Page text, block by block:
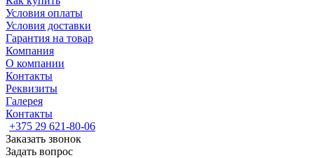
Условия оплаты
Условия доставки
Гарантия на товар
Компания
О компании
Контакты
Реквизиты
Галерея
Контакты
+375 29 621-80-06
Заказать звонок
Задать вопрос